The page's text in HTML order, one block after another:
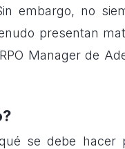
embargo, no
presentan
Manager de
se debe hacer